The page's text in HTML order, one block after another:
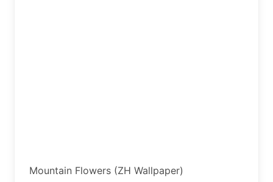
Mountain Flowers (ZH Wallpaper)